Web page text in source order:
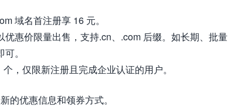
域名首注册享 16 元。
惠价限量出售，支持.cn、.com 后缀。如长期、批量
。
，仅限新注册且完成企业认证的用户。
的优惠信息和领券方式。